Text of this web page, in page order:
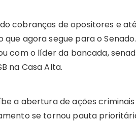
cobranças de opositores e
agora segue para o
com o líder da bancada,
na Casa Alta.
a abertura de ações
se tornou pauta